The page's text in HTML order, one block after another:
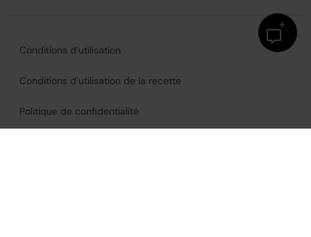
Conditions d’utilisation
Conditions d’utilisation de la recette
Politique de confidentialité